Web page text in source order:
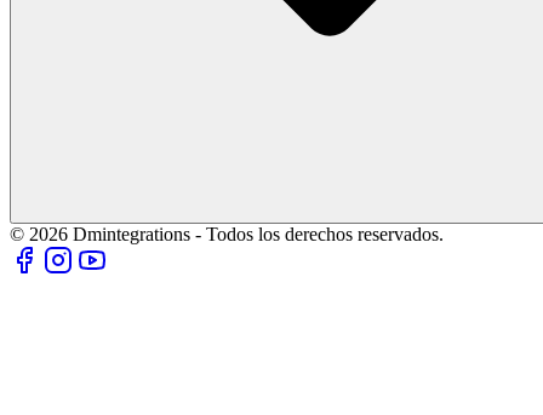
© 2026 Dmintegrations - Todos los derechos reservados.